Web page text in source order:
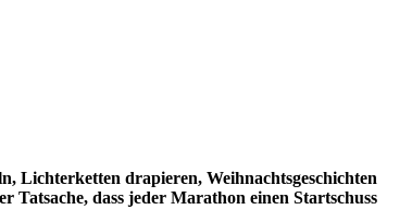
Lichterketten drapieren, Weihnachtsgeschichten
Tatsache, dass jeder Marathon einen Startschuss